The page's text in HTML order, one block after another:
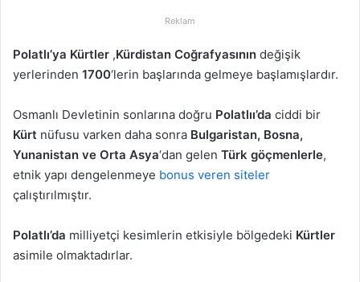
e
k
Reklam
Polatlı’ya Kürtler ,Kürdistan Coğrafyasının değişik
yerlerinden 1700‘lerin başlarında gelmeye başlamışlardır.
Osmanlı Devletinin sonlarına doğru Polatlıı’da ciddi bir
Kürt nüfusu varken daha sonra Bulgaristan, Bosna,
Yunanistan ve Orta Asya‘dan gelen Türk göçmenlerle,
etnik yapı dengelenmeye bonus veren siteler
çalıştırılmıştır.
Polatlı’da milliyetçi kesimlerin etkisiyle bölgedeki Kürtler
asimile olmaktadırlar.